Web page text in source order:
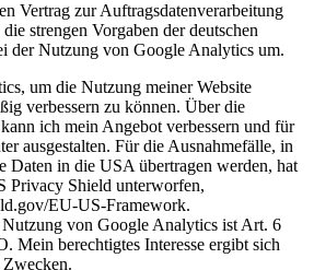
Vertrag zur Auftragsdatenverarbeitung
strengen Vorgaben der deutschen
der Nutzung von Google Analytics um.
um die Nutzung meiner Website
verbessern zu können. Über die
ich mein Angebot verbessern und für
ausgestalten. Für die Ausnahmefälle, in
Daten in die USA übertragen werden, hat
Privacy Shield unterworfen,
EU-US-Framework.
von Google Analytics ist Art. 6
Mein berechtigtes Interesse ergibt sich
Zwecken.